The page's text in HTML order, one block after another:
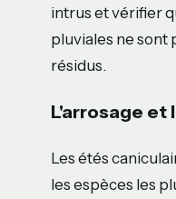
intrus et vérifier
pluviales ne sont
résidus.
L'arrosage et
Les étés
les espèces les